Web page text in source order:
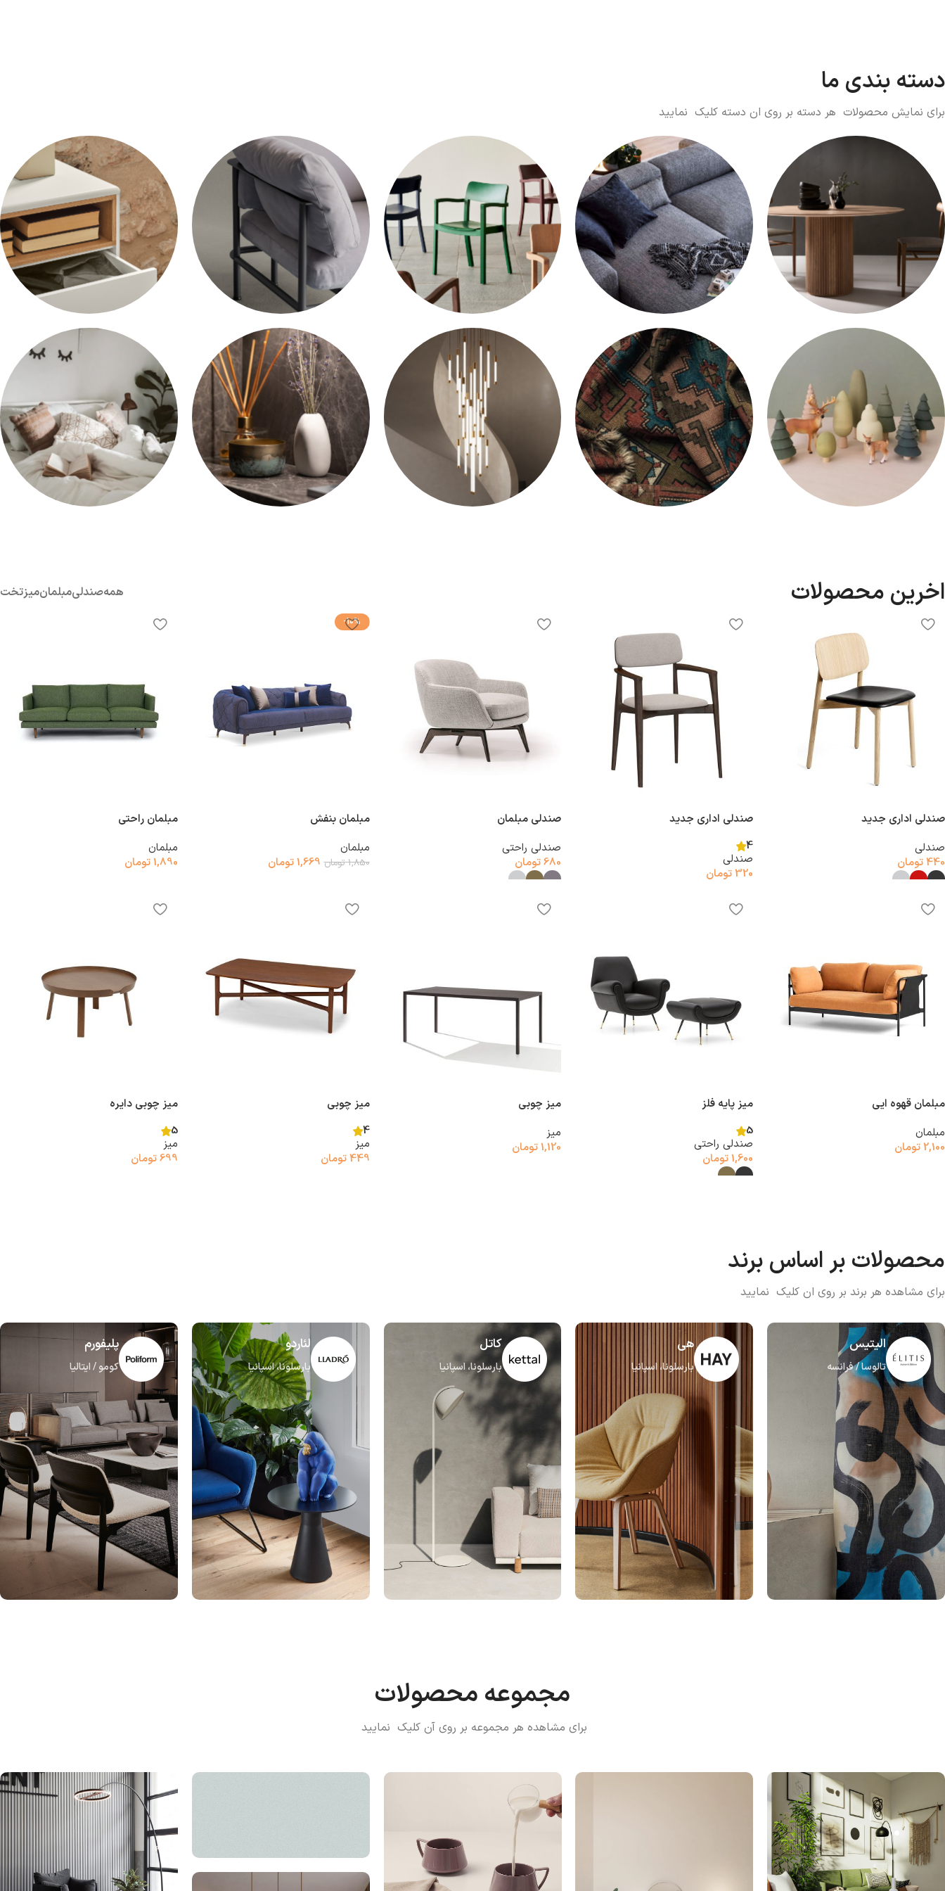
دسته بندی ما
برای نمایش محصولات هر دسته بر روی ان دسته کلیک نمایید
میز مبلمان صندلی صندلی راحتی لوازم جانبی
اخرین محصولات همهصندلیمبلمانمیزتخت
صندلی اداری جدید
صندلی
440تومان
انتخاب گزینه‌ها
صندلی اداری جدید
4
صندلی
320تومان
صندلی مبلمان
صندلی راحتی
680تومان
انتخاب گزینه‌ها
-10%
مبلمان بنفش
مبلمان
1,850تومان 1,669تومان
مبلمان راحتی
مبلمان
1,890تومان
مبلمان قهوه ایی
مبلمان
2,100تومان
میز پایه فلز
5
صندلی راحتی
1,600تومان
میز چوبی
میز
1,120تومان
میز چوبی
4
میز
449تومان
میز چوبی دایره
5
میز
699تومان
محصولات بر اساس برند
برای مشاهده هر برند بر روی ان کلیک نمایید
الیتیس
تالوسا / فرانسه
هی
بارسلونا، اسپانیا
کاتل
بارسلونا، اسپانیا
لئاردو
بارسلونا، اسپانیا
پلیفورم
کومو / ایتالیا
مجموعه محصولات
برای مشاهده هر مجموعه بر روی آن کلیک نمایید